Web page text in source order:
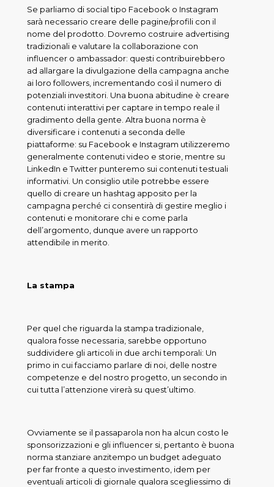
Se parliamo di social tipo Facebook o Instagram
sarà necessario creare delle pagine/profili con il
nome del prodotto. Dovremo costruire advertising
tradizionali e valutare la collaborazione con
influencer o ambassador: questi contribuirebbero
ad allargare la divulgazione della campagna anche
ai loro followers, incrementando così il numero di
potenziali investitori. Una buona abitudine è creare
contenuti interattivi per captare in tempo reale il
gradimento della gente. Altra buona norma è
diversificare i contenuti a seconda delle
piattaforme: su Facebook e Instagram utilizzeremo
generalmente contenuti video e storie, mentre su
LinkedIn e Twitter punteremo sui contenuti testuali
informativi. Un consiglio utile potrebbe essere
quello di creare un hashtag apposito per la
campagna perché ci consentirà di gestire meglio i
contenuti e monitorare chi e come parla
dell’argomento, dunque avere un rapporto
attendibile in merito.
La stampa
Per quel che riguarda la stampa tradizionale,
qualora fosse necessaria, sarebbe opportuno
suddividere gli articoli in due archi temporali: Un
primo in cui facciamo parlare di noi, delle nostre
competenze e del nostro progetto, un secondo in
cui tutta l’attenzione virerà su quest’ultimo.
Ovviamente se il passaparola non ha alcun costo le
sponsorizzazioni e gli influencer si, pertanto è buona
norma stanziare anzitempo un budget adeguato
per far fronte a questo investimento, idem per
eventuali articoli di giornale qualora scegliessimo di